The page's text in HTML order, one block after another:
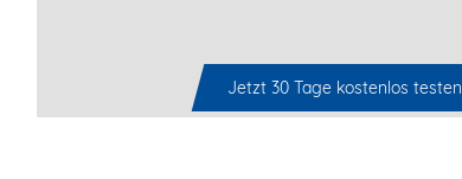
Jetzt 30 Tage kostenlos testen